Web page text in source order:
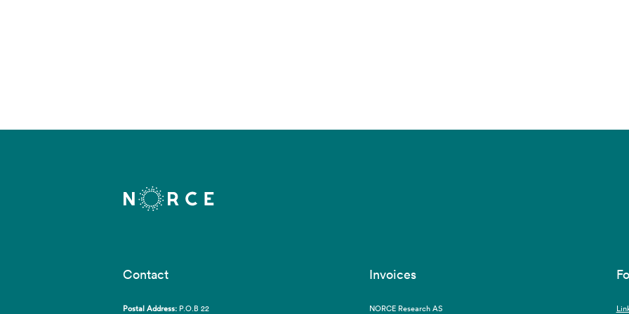
Contact
Postal Address: P.O.B 22
Invoices
NORCE Research AS